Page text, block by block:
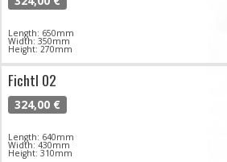
Length: 650mm
Width: 350mm
Height: 270mm
Fichtl 02
324,00 €
Length: 640mm
Width: 430mm
Height: 310mm